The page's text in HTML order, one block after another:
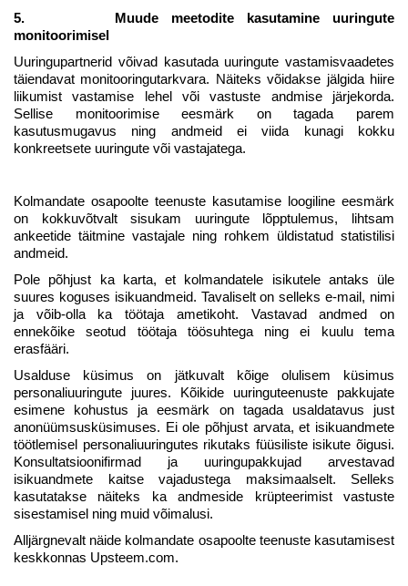
5. Muude meetodite kasutamine uuringute
monitoorimisel
Uuringupartnerid võivad kasutada uuringute vastamisvaadetes
täiendavat monitooringutarkvara. Näiteks võidakse jälgida hiire
liikumist vastamise lehel või vastuste andmise järjekorda.
Sellise monitoorimise eesmärk on tagada parem
kasutusmugavus ning andmeid ei viida kunagi kokku
konkreetsete uuringute või vastajatega.
Kolmandate osapoolte teenuste kasutamise loogiline eesmärk
on kokkuvõtvalt sisukam uuringute lõpptulemus, lihtsam
ankeetide täitmine vastajale ning rohkem üldistatud statistilisi
andmeid.
Pole põhjust ka karta, et kolmandatele isikutele antaks üle
suures koguses isikuandmeid. Tavaliselt on selleks e-mail, nimi
ja võib-olla ka töötaja ametikoht. Vastavad andmed on
ennekõike seotud töötaja töösuhtega ning ei kuulu tema
erasfääri.
Usalduse küsimus on jätkuvalt kõige olulisem küsimus
personaliuuringute juures. Kõikide uuringuteenuste pakkujate
esimene kohustus ja eesmärk on tagada usaldatavus just
anonüümsusküsimuses. Ei ole põhjust arvata, et isikuandmete
töötlemisel personaliuuringutes rikutaks füüsiliste isikute õigusi.
Konsultatsioonifirmad ja uuringupakkujad arvestavad
isikuandmete kaitse vajadustega maksimaalselt. Selleks
kasutatakse näiteks ka andmeside krüpteerimist vastuste
sisestamisel ning muid võimalusi.
Alljärgnevalt näide kolmandate osapoolte teenuste kasutamisest
keskkonnas Upsteem.com.